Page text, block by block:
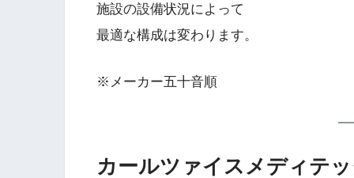
施設の設備状況によって
最適な構成は変わります。
※メーカー五十音順
カールツァイスメディテ